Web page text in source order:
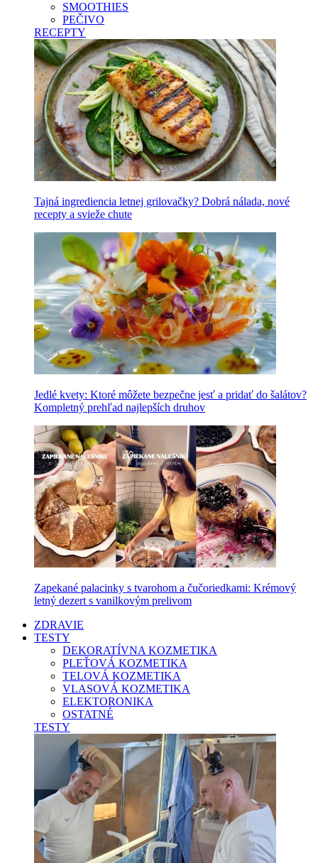
SMOOTHIES
PEČIVO
RECEPTY
Tajná ingrediencia letnej grilovačky? Dobrá nálada, nové
recepty a svieže chute
Jedlé kvety: Ktoré môžete bezpečne jesť a pridať do šalátov?
Kompletný prehľad najlepších druhov
Zapekané palacinky s tvarohom a čučoriedkami: Krémový
letný dezert s vanilkovým prelivom
ZDRAVIE
TESTY
DEKORATÍVNA KOZMETIKA
PLEŤOVÁ KOZMETIKA
TELOVÁ KOZMETIKA
VLASOVÁ KOZMETIKA
ELEKTORONIKA
OSTATNÉ
TESTY